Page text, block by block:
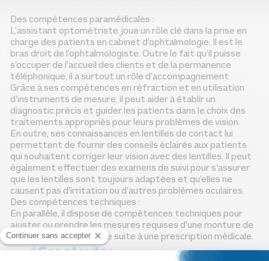
Bac Pro Optique Lunetterie
BTS Opticien Lunetier
Monteur Vendeur
Assistant Optométriste
Nous rencontrer
Accès apprentis
Événements
Des compétences paramédicales :
L’assistant optométriste joue un rôle clé dans la prise en
charge des patients en cabinet d’ophtalmologie. Il est le
bras droit de l’ophtalmologiste. Outre le fait qu’il puisse
s’occuper de l’accueil des clients et de la permanence
téléphonique, il a surtout un rôle d’accompagnement.
Grâce à ses compétences en réfraction et en utilisation
d’instruments de mesure, il peut aider à établir un
diagnostic précis et guider les patients dans le choix des
traitements appropriés pour leurs problèmes de vision.
En outre, ses connaissances en lentilles de contact lui
permettent de fournir des conseils éclairés aux patients
qui souhaitent corriger leur vision avec des lentilles. Il peut
également effectuer des examens de suivi pour s’assurer
que les lentilles sont toujours adaptées et qu’elles ne
causent pas d’irritation ou d’autres problèmes oculaires.
Des compétences techniques :
En parallèle, il dispose de compétences techniques pour
ajuster ou prendre les mesures requises d’une monture de
lunettes ou d’une lentille suite à une prescription médicale.
Ses atouts :